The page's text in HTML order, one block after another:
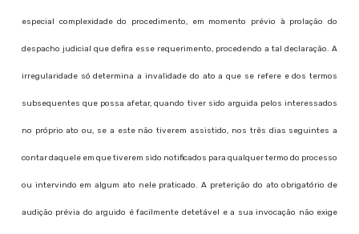
especial complexidade do procedimento, em momento prévio à prolação do
despacho judicial que defira esse requerimento, procedendo a tal declaração. A
irregularidade só determina a invalidade do ato a que se refere e dos termos
subsequentes que possa afetar, quando tiver sido arguida pelos interessados
no próprio ato ou, se a este não tiverem assistido, nos três dias seguintes a
contar daquele em que tiverem sido notificados para qualquer termo do processo
ou intervindo em algum ato nele praticado. A preterição do ato obrigatório de
audição prévia do arguido é facilmente detetável e a sua invocação não exige